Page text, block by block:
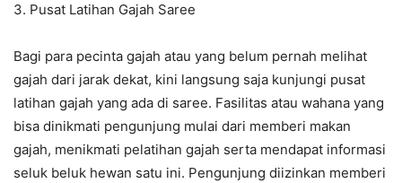
3. Pusat Latihan Gajah Saree
Bagi para pecinta gajah atau yang belum pernah melihat
gajah dari jarak dekat, kini langsung saja kunjungi pusat
latihan gajah yang ada di saree. Fasilitas atau wahana yang
bisa dinikmati pengunjung mulai dari memberi makan
gajah, menikmati pelatihan gajah serta mendapat informasi
seluk beluk hewan satu ini. Pengunjung diizinkan memberi